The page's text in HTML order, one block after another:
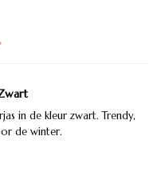
in de kleur zwart. Trendy,
de winter.